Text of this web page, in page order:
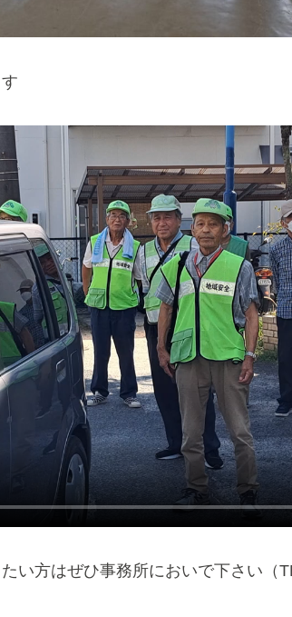
い方はぜひ事務所においで下さい（